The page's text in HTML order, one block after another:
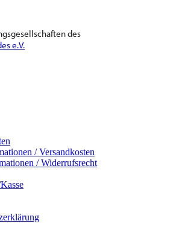
des
e.V.
/ Versandkosten
/ Widerrufsrecht